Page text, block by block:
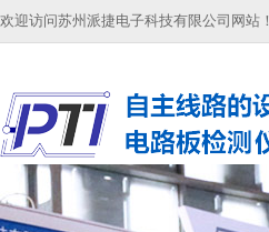
欢迎访问苏州派捷电子科技有限公司网站！